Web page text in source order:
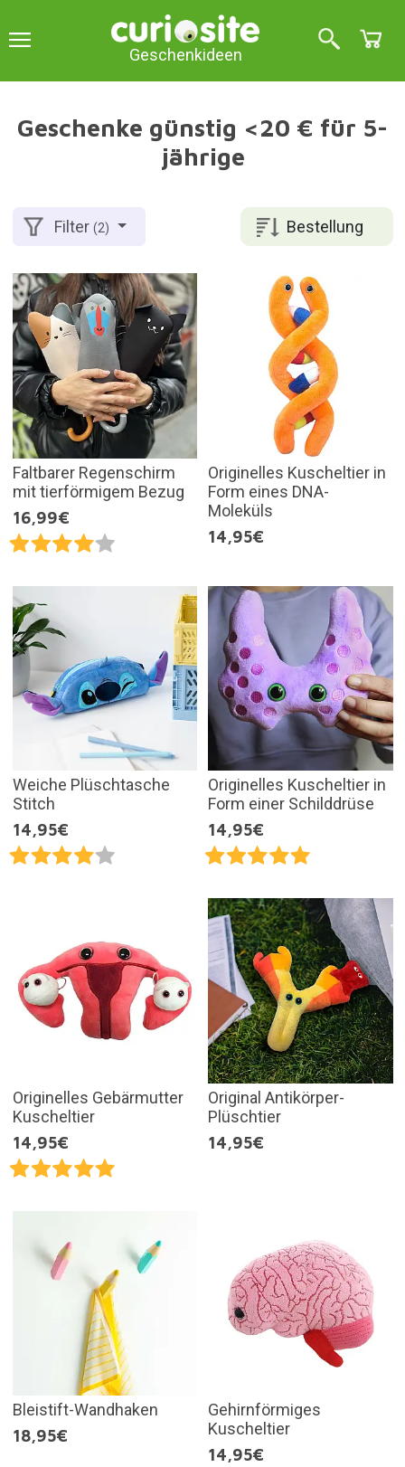
Geschenkideen
Geschenke günstig <20 € für 5-
jährige
Bestellung
Filter(2)
Faltbarer Regenschirm
mit tierförmigem Bezug
16,99€
Originelles Kuscheltier in
Form eines DNA-
Moleküls
14,95€
Weiche Plüschtasche
Stitch
14,95€
Originelles Kuscheltier in
Form einer Schilddrüse
14,95€
Originelles Gebärmutter
Kuscheltier
14,95€
Original Antikörper-
Plüschtier
14,95€
Bleistift-Wandhaken
18,95€
Gehirnförmiges
Kuscheltier
14,95€